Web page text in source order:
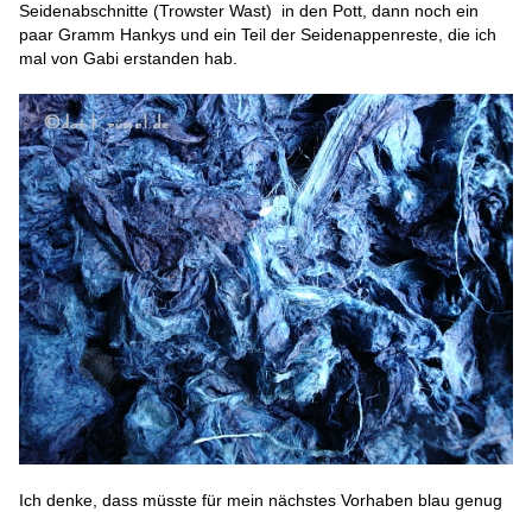
Seidenabschnitte (Trowster Wast) in den Pott, dann noch ein
paar Gramm Hankys und ein Teil der Seidenappenreste, die ich
mal von Gabi erstanden hab.
Ich denke, dass müsste für mein nächstes Vorhaben blau genug